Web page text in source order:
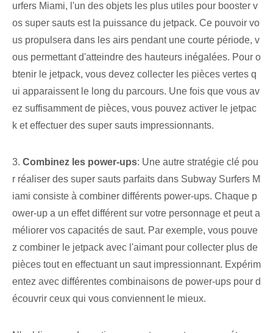
urfers Miami, l'un des objets les plus utiles pour booster v
os super sauts est la puissance du jetpack. Ce pouvoir vo
us propulsera dans les airs pendant une courte période⁢, v
ous permettant d'atteindre des hauteurs inégalées. Pour o
btenir le jetpack, vous devez collecter les pièces vertes q
ui apparaissent le long du parcours. Une fois que vous av
ez suffisamment de pièces, vous pouvez activer le jetpac
k et effectuer des super sauts impressionnants.
3. Combinez les power-ups: Une autre stratégie clé pou
r réaliser des super sauts parfaits dans Subway Surfers M
iami consiste à combiner différents power-ups. Chaque p
ower-up a un effet différent⁢ sur votre personnage et peut a
méliorer vos capacités de saut. Par ‌exemple, ⁤vous pouve
z combiner le jetpack avec⁤ l'aimant pour collecter plus de
pièces tout en effectuant un saut impressionnant. Expérim
entez avec différentes combinaisons de power-ups pour d
écouvrir ceux qui vous conviennent le mieux.